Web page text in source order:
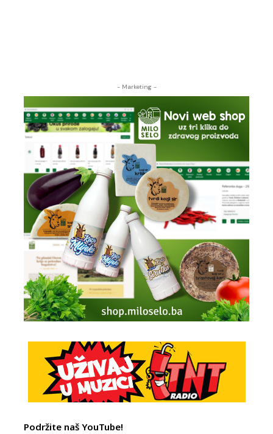
- Marketing -
Podržite naš YouTube!